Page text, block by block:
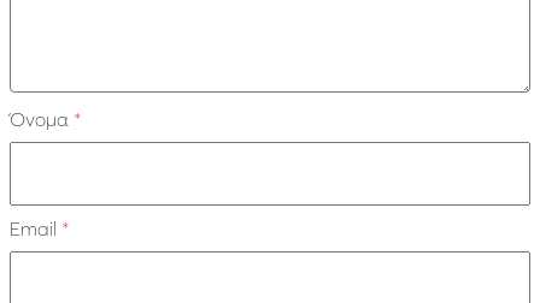
Όνομα *
Email *